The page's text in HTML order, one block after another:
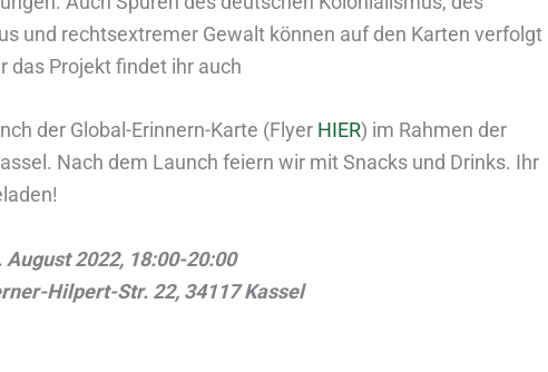
und rechtsextremer Gewalt können auf den Karten verfolgt
das Projekt findet ihr auch
der Global-Erinnern-Karte (Flyer HIER) im Rahmen der
Nach dem Launch feiern wir mit Snacks und Drinks. Ihr
August 2022, 18:00-20:00
Hilpert-Str. 22, 34117 Kassel